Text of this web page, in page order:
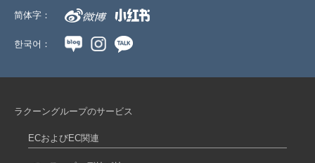
简体字：
한국어：
ラクーングループのサービス
ECおよびEC関連